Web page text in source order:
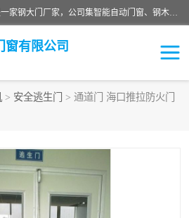
安徽吉运祥智能技术有限公司是一家钢大门厂家，公司集智能自动门窗、钢木门、特种门窗、工业门窗、图集门窗、定制门窗、非标门窗等通道产品的研发设计、制作、安装于一体的综合性、性高新技术企业。
窗有限公司
> 安全逃生门
> 通道门 海口推拉防火门
钢木门